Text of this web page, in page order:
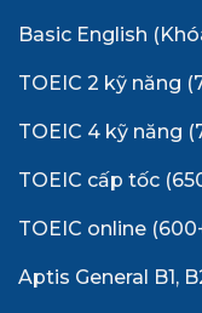
Basic English
TOEIC 2 kỹ năng
TOEIC 4 kỹ năng
TOEIC cấp tốc
TOEIC online
Aptis General B1,